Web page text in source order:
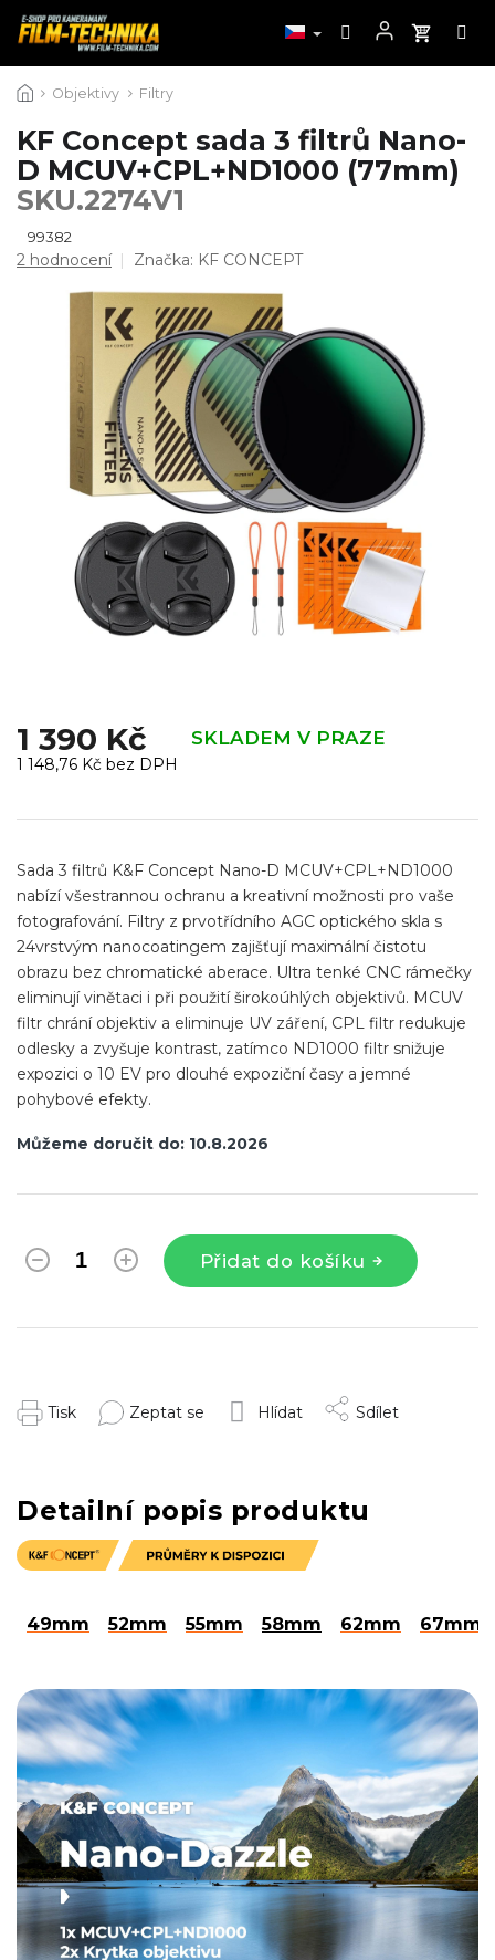
na
Objektivy Filtry
KF Concept sada 3 filtrů Nano-
D MCUV+CPL+ND1000 (77mm)
SKU.2274V1
99382
Průměrné
produktu
hvězdiček.
2 hodnocení Značka: KF CONCEPT
1 390 Kč SKLADEM V PRAZE
1 148,76 Kč bez DPH
cena:
Můžeme doručit do: 10.8.2026
Přidat do košíku
Sada 3 filtrů K&F Concept Nano-D MCUV+CPL+ND1000
nabízí všestrannou ochranu a kreativní možnosti pro vaše
fotografování. Filtry z prvotřídního AGC optického skla s
24vrstvým nanocoatingem zajišťují maximální čistotu
obrazu bez chromatické aberace. Ultra tenké CNC rámečky
eliminují vinětaci i při použití širokoúhlých objektivů. MCUV
filtr chrání objektiv a eliminuje UV záření, CPL filtr redukuje
odlesky a zvyšuje kontrast, zatímco ND1000 filtr snižuje
expozici o 10 EV pro dlouhé expoziční časy a jemné
pohybové efekty.
Tisk Zeptat se Hlídat Sdílet
Detailní popis produktu
49mm 52mm 55mm 58mm 62mm 67mm